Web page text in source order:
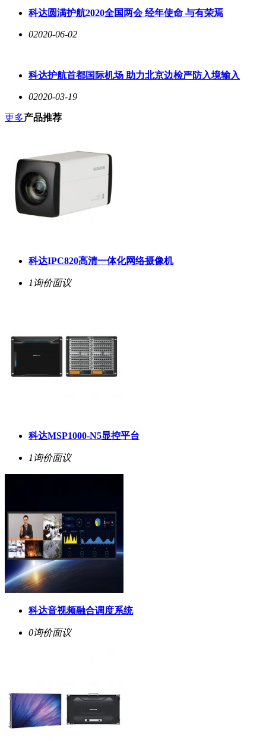
科达圆满护航2020全国两会 经年使命 与有荣焉
02020-06-02
科达护航首都国际机场 助力北京边检严防入境输入
02020-03-19
更多产品推荐
科达IPC820高清一体化网络摄像机
1询价面议
科达MSP1000-N5显控平台
1询价面议
科达音视频融合调度系统
0询价面议